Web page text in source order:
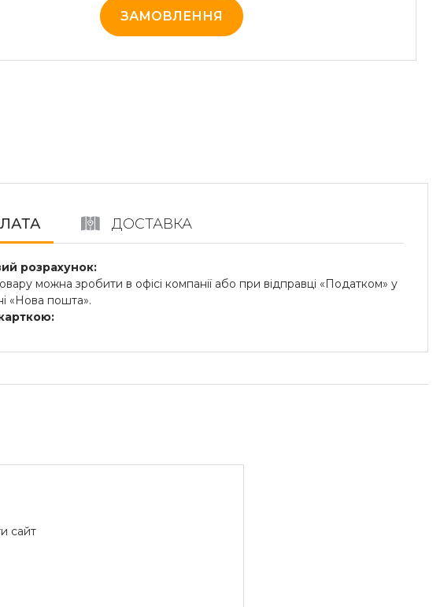
ЗАМОВЛЕННЯ
ДОСТАВКА
розрахунок:
можна зробити в офісі компанії або при відправці «Податком» у
«Нова пошта».
термінали) та «Райффайзен Банк Аваль»
плата на розрахунковий рахунок.
сайт